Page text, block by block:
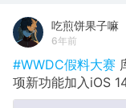
吃煎饼果子嘛
6年前
#WWDC假料大赛
项新功能加入iOS